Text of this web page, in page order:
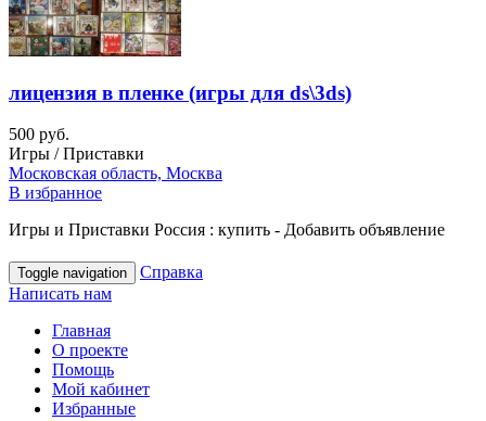
лицензия в пленке (игры для ds\3ds)
500 руб.
Игры / Приставки
Московская область, Москва
В избранное
Игры и Приставки Россия : купить - Добавить объявление
Toggle navigation
Справка
Написать нам
Главная
О проекте
Помощь
Мой кабинет
Избранные